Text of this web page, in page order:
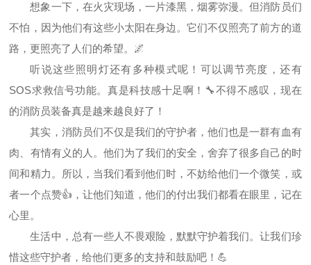
想象一下，在火灾现场，一片漆黑，烟雾弥漫。但消防员们
不怕，因为他们有这些小太阳在身边。它们不仅照亮了前方的道
路，更照亮了人们的希望。🌌
听说这些照明灯还有多种模式呢！可以调节亮度，还有
SOS求救信号功能。真是科技感十足啊！🔧不得不感叹，现在
的消防员装备真是越来越良好了！
其实，消防员们不仅是我们的守护者，他们也是一群有血有
肉、有情有义的人。他们为了我们的安全，舍弃了很多自己的时
间和精力。所以，当我们看到他们时，不妨给他们一个微笑，或
者一个点赞👍，让他们知道，他们的付出我们都看在眼里，记在
心里。
生活中，总有一些人不畏艰险，默默守护着我们。让我们珍
惜这些守护者，给他们更多的支持和鼓励吧！💪